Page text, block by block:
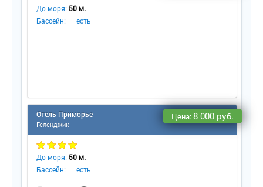
До моря: 50 м.
Бассейн:
есть
Отель Приморье
Геленджик
Цена:8 000 руб.
До моря: 50 м.
Бассейн:
есть